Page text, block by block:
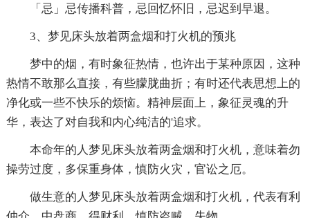
「忌」忌传播科普，忌回忆怀旧，忌迟到早退。
3、梦见床头放着两盒烟和打火机的预兆
梦中的烟，有时象征热情，也许出于某种原因，这种
热情不敢那么直接，有些朦胧曲折；有时还代表思想上的
净化或一些不快乐的烦恼。精神层面上，象征灵魂的升
华，表达了对自我和内心纯洁的'追求。
本命年的人梦见床头放着两盒烟和打火机，意味着勿
操劳过度，多保重身体，慎防火灾，官讼之厄。
做生意的人梦见床头放着两盒烟和打火机，代表有利